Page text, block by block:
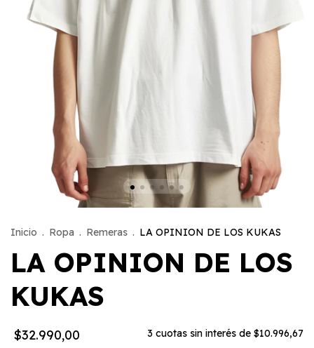
Inicio . Ropa . Remeras . LA OPINION DE LOS KUKAS
LA OPINION DE LOS
KUKAS
$32.990,00 3 cuotas sin interés de $10.996,67